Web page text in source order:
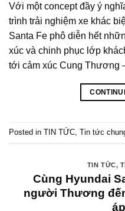
Với một concept đầy ý
trình trải nghiệm xe khác
Santa Fe phô diễn hết
xúc và chinh phục lớp
tới cảm xúc Cung Thương
Posted in TIN TỨC, Tin tức
TIN TỨC,
Cùng Hyundai
người Thương